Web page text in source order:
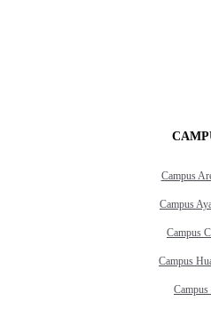
Campus
Campus
Campus
Campus
Campus